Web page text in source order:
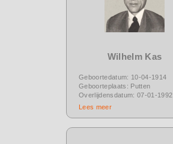
Wilhelm Kas
Geboortedatum: 10-04-1914
Geboorteplaats: Putten
Overlijdensdatum: 07-01-1992
Lees meer